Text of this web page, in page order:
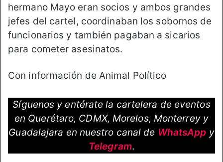
hermano Mayo eran socios y ambos grandes
jefes del cartel, coordinaban los sobornos de
funcionarios y también pagaban a sicarios
para cometer asesinatos.
Con información de Animal Político
Síguenos y entérate la cartelera de eventos
en Querétaro, CDMX, Morelos, Monterrey y
Guadalajara en nuestro canal de WhatsApp y
Telegram.